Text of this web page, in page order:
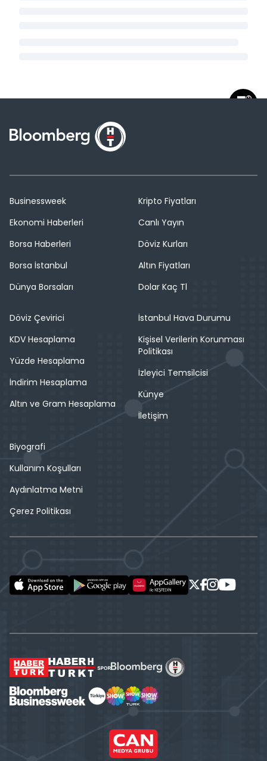
Businessweek
Ekonomi Haberleri
Borsa Haberleri
Borsa İstanbul
Dünya Borsaları
Kripto Fiyatları
Canlı Yayın
Döviz Kurları
Altın Fiyatları
Dolar Kaç Tl
Döviz Çevirici
KDV Hesaplama
Yüzde Hesaplama
İndirim Hesaplama
Altın ve Gram Hesaplama
İstanbul Hava Durumu
Kişisel Verilerin Korunması
Politikası
İzleyici Temsilcisi
Künye
İletişim
Biyografi
Kullanım Koşulları
Aydınlatma Metni
Çerez Politikası